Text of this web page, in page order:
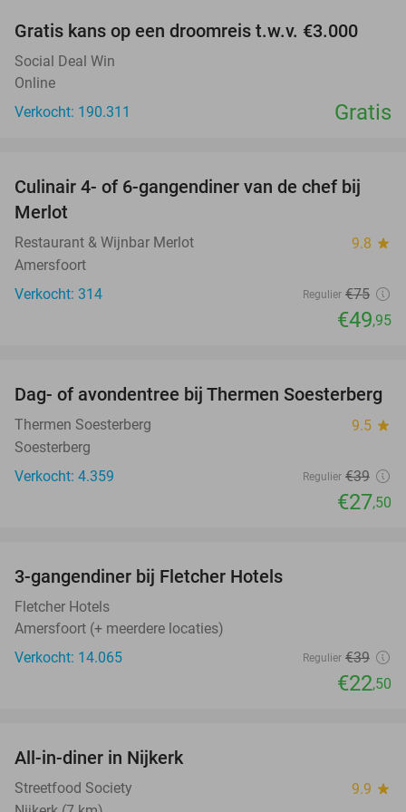
Gratis kans op een droomreis t.w.v. €3.000
Social Deal Win
Online
Verkocht: 190.311
Gratis
33%
Culinair 4- of 6-gangendiner van de chef bij
Merlot
Restaurant & Wijnbar Merlot 9.8 star
Amersfoort
Verkocht: 314
Regulier €75
€49,95
29%
Dag- of avondentree bij Thermen Soesterberg
Thermen Soesterberg 9.5 star
Soesterberg
Verkocht: 4.359
Regulier €39
€27,50
3-gangendiner bij Fletcher Hotels
Fletcher Hotels
Amersfoort (+ meerdere locaties)
Verkocht: 14.065
Regulier €39
€22,50
All-in-diner in Nijkerk
Streetfood Society 9.9 star